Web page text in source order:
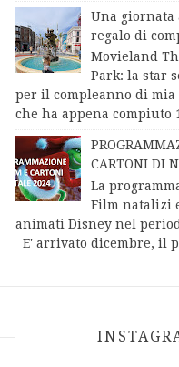
Una giornata
regalo di
Movieland
Park: la star
per il compleanno di mia
che ha appena compiuto
CARTONI DI
La
Film natalizi
animati Disney nel
E' arrivato dicembre, il